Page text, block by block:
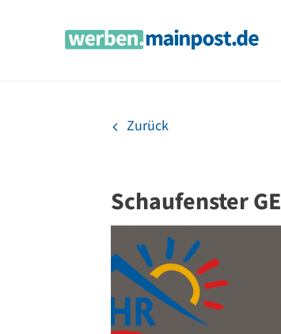
Zurück
Schaufenster